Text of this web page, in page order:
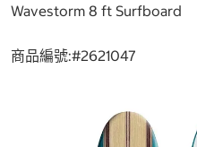
Wavestorm 8 ft Surfboard
商品編號:#2621047